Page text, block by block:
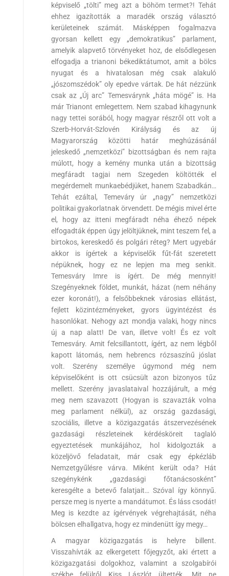
képviselő „tölti” meg azt a böhöm termet?! Tehát
ehhez igazították a maradék ország választó
kerületeinek számát. Másképpen fogalmazva
gyorsan kellett egy „demokratikus” parlament,
amelyik alapvető törvényeket hoz, de elsődlegesen
elfogadja a trianoni békediktátumot, amit a bölcs
nyugat és a hivatalosan még csak alakuló
„jószomszédok” oly epedve vártak. De hát nézzünk
csak az „Új arc” Temesvárynk „háta mögé” is. Ha
már Trianont emlegettem. Nem szabad kihagynunk
nagy tettei sorából, hogy magyar részről ott volt a
Szerb-Horvát-Szlovén Királyság és az új
Magyarország közötti határ meghúzásánál
jeleskedő „nemzetközi” bizottságban és nem rajta
múlott, hogy a kemény munka után a bizottság
megfáradt tagjai nem Szegeden költötték el
megérdemelt munkaebédjüket, hanem Szabadkán…
Tehát ezáltal, Temeváry úr „nagy” nemzetközi
politikai gyakorlatnak örvendett. De mégis mivel érte
el, hogy az itteni megfáradt néha éhező népek
elfogadták éppen úgy jelöltjüknek, mint teszem fel, a
birtokos, kereskedő és polgári réteg? Mert ugyebár
akkor is ígértek a képviselők fűt-fát szeretett
népüknek, hogy ez ne lepjen ma meg senkit.
Temesváry Imre is ígért. De még mennyit!
Szegényeknek földet, munkát, házat (nem néhány
ezer koronát!), a felsőbbeknek városias ellátást,
fejlett közintézményeket, gyors ügyintézést és
hasonlókat. Nehogy azt mondja valaki, hogy nincs
új a nap alatt! De van, illetve volt! És ez volt
Temesváry. Amit felcsillantott, ígért, az nem légből
kapott látomás, nem hebrencs rózsaszínű jóslat
volt. Szerény személye úgymond még nem
képviselőként is ott csücsült azon bizonyos tűz
mellett. Szerény javaslataival hozzájárult, a még
meg nem szavazott (Hogyan is szavazták volna
meg parlament nélkül), az ország gazdasági,
szociális, illetve a közigazgatás átszervezésének
gazdasági részleteinek kérdésköreit taglaló
egyeztetések munkájához, hol kidolgozták a
közeljövő feladatait, már csak egy épkézláb
Nemzetgyűlésre várva. Miként került oda? Hát
szegénykénk „gazdasági főtanácsosként”
keresgélte a betevő falatjait… Szóval így könnyű.
persze meg is nyerte a mandátumot. És láss csodát!
Meg is kezdte az ígérvények végrehajtását, néha
bölcsen elhallgatva, hogy ez mindenütt így megy…
A magyar közigazgatás is helyre billent.
Visszahívták az elkergetett főjegyzőt, aki értett a
közigazgatási dolgokhoz, valamint a szolgabírói
székbe felülről Kiss Lászlót ültették. Mit ne